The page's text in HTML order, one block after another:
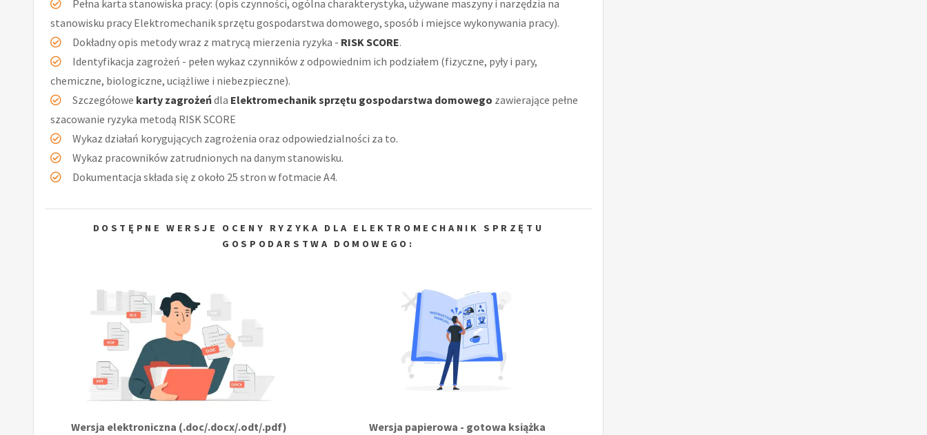
Pełna karta stanowiska pracy: (opis czynności, ogólna charakterystyka, używane maszyny i narzędzia na
stanowisku pracy Elektromechanik sprzętu gospodarstwa domowego, sposób i miejsce wykonywania pracy).
Dokładny opis metody wraz z matrycą mierzenia ryzyka - RISK SCORE.
Identyfikacja zagrożeń - pełen wykaz czynników z odpowiednim ich podziałem (fizyczne, pyły i pary,
chemiczne, biologiczne, uciążliwe i niebezpieczne).
Szczegółowe karty zagrożeńdla Elektromechanik sprzętu gospodarstwa domowego zawierające pełne
szacowanie ryzyka metodą RISK SCORE
Wykaz działań korygujących zagrożenia oraz odpowiedzialności za to.
Wykaz pracowników zatrudnionych na danym stanowisku.
Dokumentacja składa się z około 25 stron w fotmacie A4.
DOSTĘPNE WERSJE OCENY RYZYKA DLA ELEKTROMECHANIK SPRZĘTU
GOSPODARSTWA DOMOWEGO:
Wersja elektroniczna (.doc/.docx/.odt/.pdf) Wersja papierowa - gotowa książka